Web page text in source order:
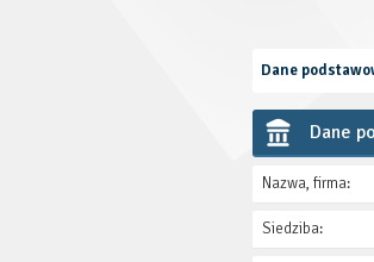
Dane
Dane
Nazwa, firma:
Siedziba: